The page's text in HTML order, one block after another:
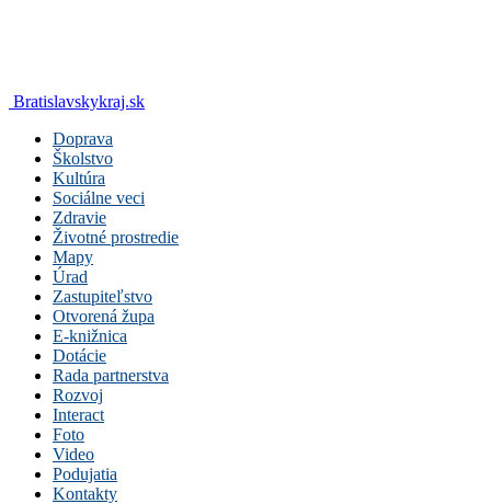
Bratislavskykraj.sk
Doprava
Školstvo
Kultúra
Sociálne veci
Zdravie
Životné prostredie
Mapy
Úrad
Zastupiteľstvo
Otvorená župa
E-knižnica
Dotácie
Rada partnerstva
Rozvoj
Interact
Foto
Video
Podujatia
Kontakty